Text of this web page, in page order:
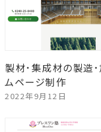
製材･集成材の製造
ムページ制作
2022年9月12日